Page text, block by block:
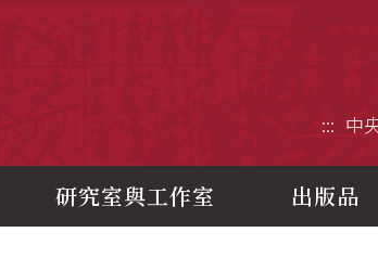
::: 中
研究室與工作室 出版品